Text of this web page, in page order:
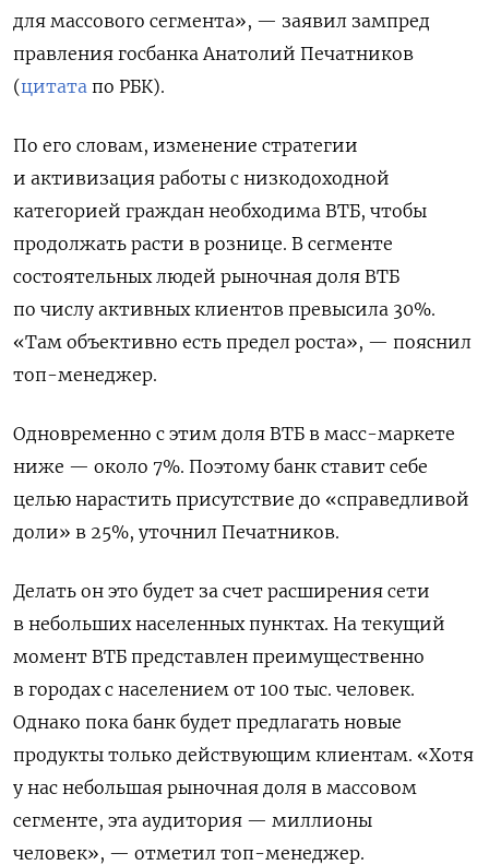
для массового сегмента», — заявил зампред
правления госбанка Анатолий Печатников
(цитата по РБК).
По его словам, изменение стратегии
и активизация работы с низкодоходной
категорией граждан необходима ВТБ, чтобы
продолжать расти в рознице. В сегменте
состоятельных людей рыночная доля ВТБ
по числу активных клиентов превысила 30%.
«Там объективно есть предел роста», — пояснил
топ-менеджер.
Одновременно с этим доля ВТБ в масс-маркете
ниже — около 7%. Поэтому банк ставит себе
целью нарастить присутствие до «справедливой
доли» в 25%, уточнил Печатников.
Делать он это будет за счет расширения сети
в небольших населенных пунктах. На текущий
момент ВТБ представлен преимущественно
в городах с населением от 100 тыс. человек.
Однако пока банк будет предлагать новые
продукты только действующим клиентам. «Хотя
у нас небольшая рыночная доля в массовом
сегменте, эта аудитория — миллионы
человек», — отметил топ-менеджер.